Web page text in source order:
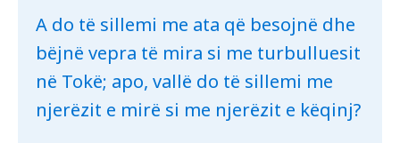
A do të sillemi me ata që besojnë dhe
bëjnë vepra të mira si me turbulluesit
në Tokë; apo, vallë do të sillemi me
njerëzit e mirë si me njerëzit e këqinj?